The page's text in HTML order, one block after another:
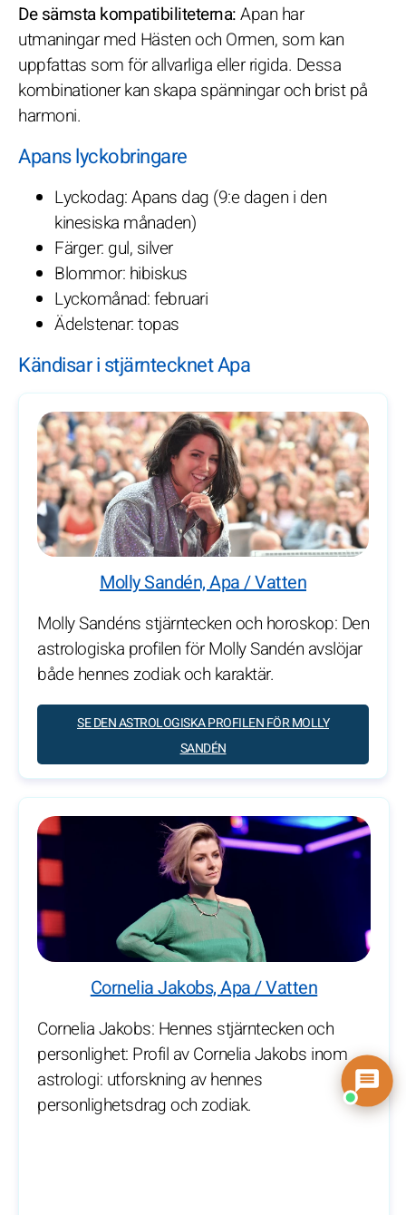
De sämsta kompatibiliteterna:Apan har
utmaningar med Hästen och Ormen, som kan
uppfattas som för allvarliga eller rigida. Dessa
kombinationer kan skapa spänningar och brist på
harmoni.
Apans lyckobringare
Lyckodag: Apans dag (9:e dagen i den
kinesiska månaden)
Färger: gul, silver
Blommor: hibiskus
Lyckomånad: februari
Ädelstenar: topas
Kändisar i stjärntecknet Apa
Molly Sandén, Apa / Vatten
Molly Sandéns stjärntecken och horoskop: Den
astrologiska profilen för Molly Sandén avslöjar
både hennes zodiak och karaktär.
SE DEN ASTROLOGISKA PROFILEN FÖR MOLLY
SANDÉN
Cornelia Jakobs, Apa / Vatten
Cornelia Jakobs: Hennes stjärntecken och
personlighet: Profil av Cornelia Jakobs inom
astrologi: utforskning av hennes
personlighetsdrag och zodiak.